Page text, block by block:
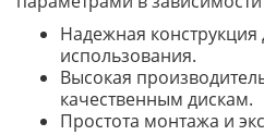
Надежная конструкция
использования.
Высокая
качественным дискам.
Простота монтажа и